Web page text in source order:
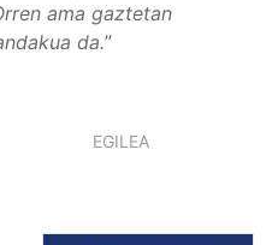
ama gaztetan
da.”
EGILEA